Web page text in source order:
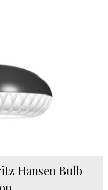
Hansen Bulb